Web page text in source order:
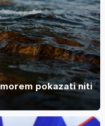
pokazati niti